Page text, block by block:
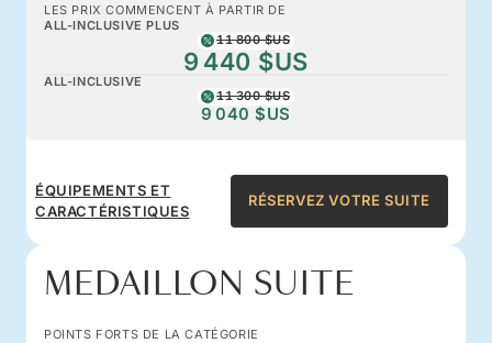
LES PRIX COMMENCENT À PARTIR DE
ALL-INCLUSIVE PLUS
11 800 $US
9 440 $US
ALL-INCLUSIVE
11 300 $US
9 040 $US
ÉQUIPEMENTS ET
CARACTÉRISTIQUES
RÉSERVEZ VOTRE SUITE
MEDAILLON SUITE
POINTS FORTS DE LA CATÉGORIE